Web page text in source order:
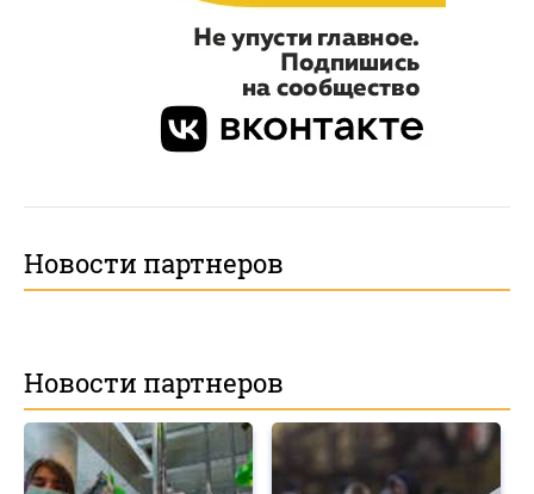
Новости партнеров
Новости партнеров